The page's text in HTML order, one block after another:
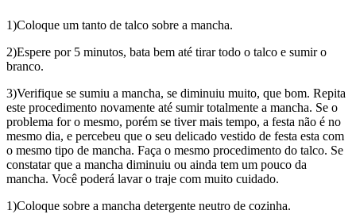
1)Coloque um tanto de talco sobre a mancha.
2)Espere por 5 minutos, bata bem até tirar todo o talco e sumir o
branco.
3)Verifique se sumiu a mancha, se diminuiu muito, que bom. Repita
este procedimento novamente até sumir totalmente a mancha. Se o
problema for o mesmo, porém se tiver mais tempo, a festa não é no
mesmo dia, e percebeu que o seu delicado vestido de festa esta com
o mesmo tipo de mancha. Faça o mesmo procedimento do talco. Se
constatar que a mancha diminuiu ou ainda tem um pouco da
mancha. Você poderá lavar o traje com muito cuidado.
1)Coloque sobre a mancha detergente neutro de cozinha.